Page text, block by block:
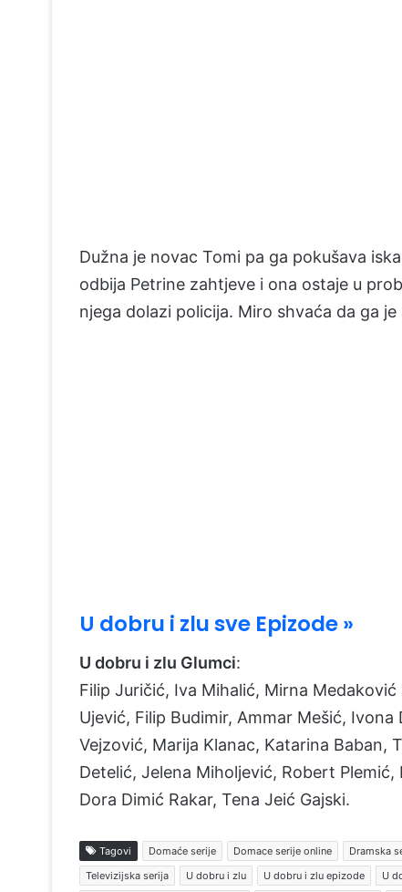
Dužna je novac Tomi pa ga pokušava
odbija Petrine zahtjeve i ona ostaje u
njega dolazi policija. Miro shvaća da ga
U dobru i zlu sve Epizode »
U dobru i zlu Glumci:
Filip Juričić, Iva Mihalić, Mirna
Ujević, Filip Budimir, Ammar Mešić,
Vejzović, Marija Klanac, Katarina Baban,
Detelić, Jelena Miholjević, Robert
Dora Dimić Rakar, Tena Jeić Gajski.
Tagovi Domaće serije Domace serije online Dramska
Televizijska serija
U dobru i zlu U dobru i zlu epizode U